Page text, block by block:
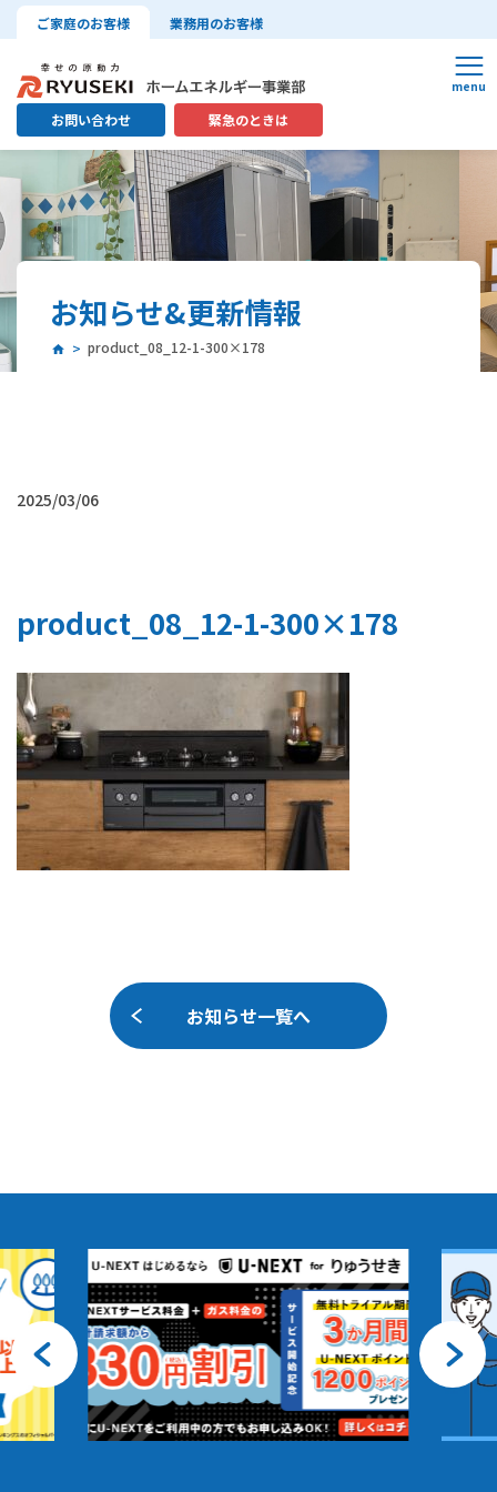
ご家庭のお客様 業務用のお客様
お問い合わせ 緊急のときは
お知らせ&更新情報
product_08_12-1-300×178
2025/03/06
product_08_12-1-300×178
お知らせ一覧へ